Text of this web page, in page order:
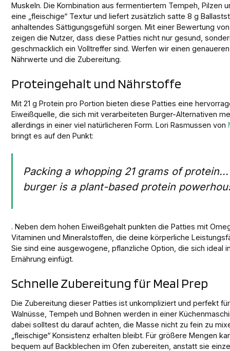
Muskeln. Die Kombination aus fermentiertem Tempeh, Pilzen
eine „fleischige“ Textur und liefert zusätzlich satte 8 g
anhaltendes Sättigungsgefühl sorgen. Mit einer Bewertung
zeigen die Nutzer, dass diese Patties nicht nur gesund,
geschmacklich ein Volltreffer sind. Werfen wir einen
Nährwerte und die Zubereitung.
Proteingehalt und Nährstoffe
Mit 21 g Protein pro Portion bieten diese Patties eine
Eiweißquelle, die sich mit verarbeiteten Burger-Alternativen
allerdings in einer viel natürlicheren Form. Lori Rasmussen von
bringt es auf den Punkt:
Packing a whopping 21 grams of
burger is a plant-based protein
. Neben dem hohen Eiweißgehalt punkten die Patties mit
Vitaminen und Mineralstoffen, die deine körperliche
Sie sind eine ausgewogene, pflanzliche Option, die sich ideal
Ernährung einfügt.
Schnelle Zubereitung für Meal Prep
Die Zubereitung dieser Patties ist unkompliziert und perfekt
Walnüsse, Tempeh und Bohnen werden in einer
dabei solltest du darauf achten, die Masse nicht zu fein zu
„fleischige“ Konsistenz erhalten bleibt. Für größere Mengen
bequem auf Backblechen im Ofen zubereiten, anstatt sie